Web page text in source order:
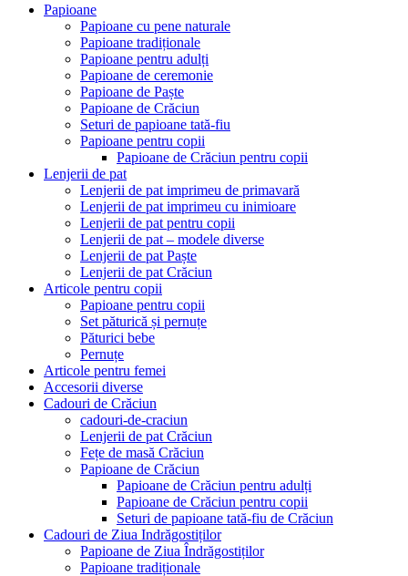
Papioane
Papioane cu pene naturale
Papioane tradiționale
Papioane pentru adulți
Papioane de ceremonie
Papioane de Paște
Papioane de Crăciun
Seturi de papioane tată-fiu
Papioane pentru copii
Papioane de Crăciun pentru copii
Lenjerii de pat
Lenjerii de pat imprimeu de primavară
Lenjerii de pat imprimeu cu inimioare
Lenjerii de pat pentru copii
Lenjerii de pat – modele diverse
Lenjerii de pat Paște
Lenjerii de pat Crăciun
Articole pentru copii
Papioane pentru copii
Set păturică și pernuțe
Păturici bebe
Pernuțe
Articole pentru femei
Accesorii diverse
Cadouri de Crăciun
cadouri-de-craciun
Lenjerii de pat Crăciun
Fețe de masă Crăciun
Papioane de Crăciun
Papioane de Crăciun pentru adulți
Papioane de Crăciun pentru copii
Seturi de papioane tată-fiu de Crăciun
Cadouri de Ziua Indrăgostiților
Papioane de Ziua Îndrăgostiților
Papioane tradiționale